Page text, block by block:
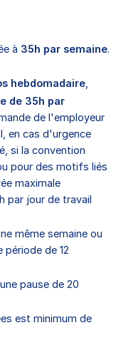
à 35h par semaine.
hebdomadaire
de 35h par
de l'employeur
en cas d'urgence
si la convention
pour des motifs liés
maximale
par jour de travail
même semaine ou
période de 12
pause de 20
est minimum de